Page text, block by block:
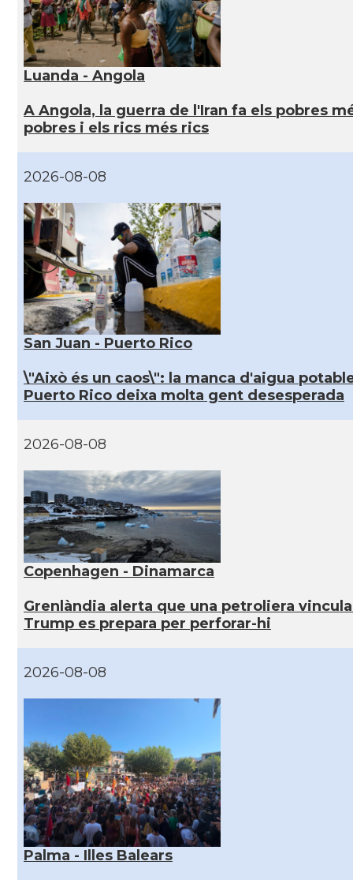
Luanda - Angola
A Angola, la guerra de l'Iran fa els pobres
pobres i els rics més rics
2026-08-08
San Juan - Puerto Rico
\"Això és un caos\": la manca d'aigua
Puerto Rico deixa molta gent desesperada
2026-08-08
Copenhagen - Dinamarca
Grenlàndia alerta que una petroliera
Trump es prepara per perforar-hi
2026-08-08
Palma - Illes Balears